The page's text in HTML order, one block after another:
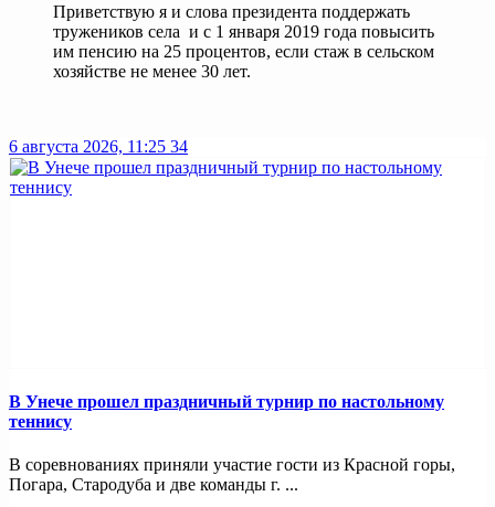
Приветствую я и слова президента поддержать
тружеников села и с 1 января 2019 года повысить
им пенсию на 25 процентов, если стаж в сельском
хозяйстве не менее 30 лет.
6 августа 2026, 11:25 34
В Унече прошел праздничный турнир по настольному
теннису
В соревнованиях приняли участие гости из Красной горы,
Погара, Стародуба и две команды г. ...